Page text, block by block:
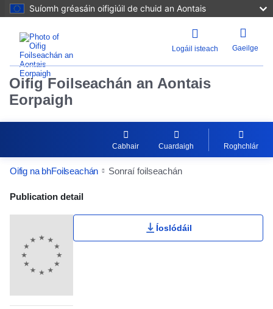
Suíomh gréasáin oifigiúil de chuid an Aontais
Logáil isteach Gaeilge
Oifig Foilseachán an Aontais
Eorpaigh
Cabhair Cuardaigh Roghchlár
Oifig na bhFoilseachán Sonraí foilseachán
Publication Detail Actions Portlet
Publication detail
Íoslódáil